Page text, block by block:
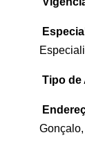
Tipo de